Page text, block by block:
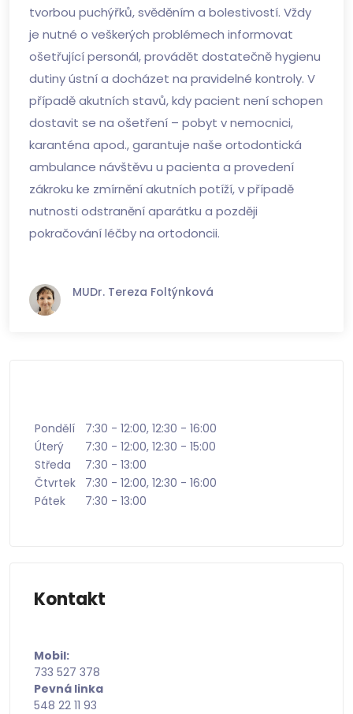
tvorbou puchýřků, svěděním a bolestivostí. Vždy
je nutné o veškerých problémech informovat
ošetřující personál, provádět dostatečně hygienu
dutiny ústní a docházet na pravidelné kontroly. V
případě akutních stavů, kdy pacient není schopen
dostavit se na ošetření – pobyt v nemocnici,
karanténa apod., garantuje naše ortodontická
ambulance návštěvu u pacienta a provedení
zákroku ke zmírnění akutních potíží, v případě
nutnosti odstranění aparátku a později
pokračování léčby na ortodoncii.
MUDr. Tereza Foltýnková
Pondělí
7:30 - 12:00, 12:30 - 16:00
Úterý
7:30 - 12:00, 12:30 - 15:00
Středa
7:30 - 13:00
Čtvrtek
7:30 - 12:00, 12:30 - 16:00
Pátek
7:30 - 13:00
Kontakt
Mobil:
733 527 378
Pevná linka
548 22 11 93